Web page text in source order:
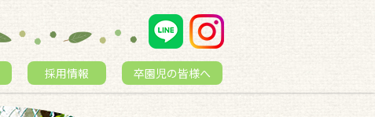
採用情報 卒園児の皆様へ